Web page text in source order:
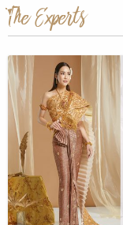
The Experts